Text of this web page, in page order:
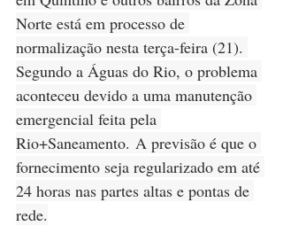
Norte está em processo de
normalização nesta terça-feira (21).
Segundo a Águas do Rio, o problema
aconteceu devido a uma manutenção
emergencial feita pela
Rio+Saneamento. A previsão é que o
fornecimento seja regularizado em até
24 horas nas partes altas e pontas de
rede.